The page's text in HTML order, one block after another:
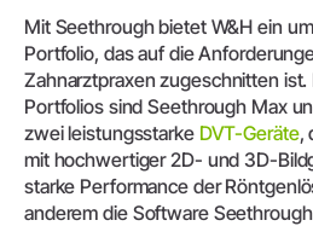
Mit Seethrough bietet W&H ein
Portfolio, das auf die
Zahnarztpraxen zugeschnitten
Portfolios sind Seethrough Max
zwei leistungsstarke DVT-Geräte,
mit hochwertiger 2D- und 3D-
starke Performance der
anderem die Software